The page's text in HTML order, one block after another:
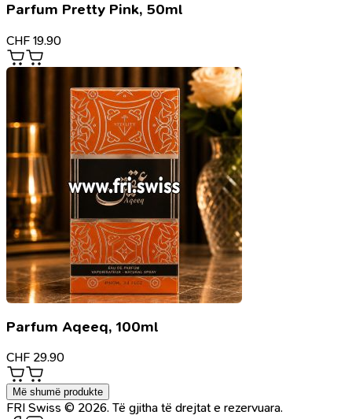
Parfum Pretty Pink, 50ml
CHF 19.90
Parfum Aqeeq, 100ml
CHF 29.90
Më shumë produkte
FRI Swiss © 2026. Të gjitha të drejtat e rezervuara.